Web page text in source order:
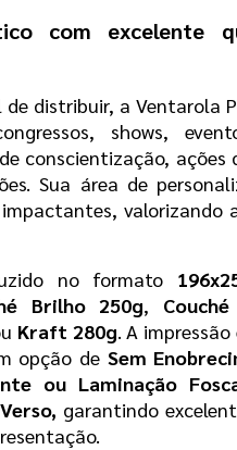
com excelente
distribuir, a Ventarola
shows,
conscientização, ações
Sua área de
valorizando
no formato
Brilho 250g,
Kraft 280g
opção de Sem
ou Laminação
garantindo